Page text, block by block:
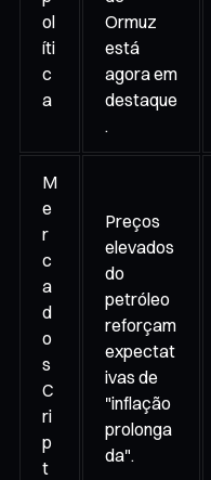
ol
íti
c
a
Ormuz
está
agora em
destaque
.
M
e
r
c
a
d
o
s
C
ri
p
t
Preços
elevados
do
petróleo
reforçam
expectat
ivas de
"inflação
prolonga
da".